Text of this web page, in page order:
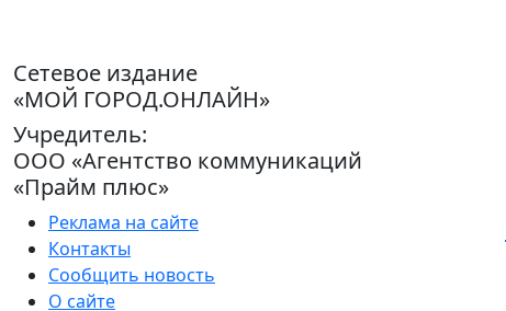
Сетевое издание
«МОЙ ГОРОД.ОНЛАЙН»
Учредитель:
ООО «Агентство коммуникаций
«Прайм плюс»
Реклама на сайте
Контакты
Сообщить новость
О сайте